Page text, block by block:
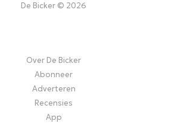
De Bicker © 2026
Over De Bicker
Abonneer
Adverteren
Recensies
App